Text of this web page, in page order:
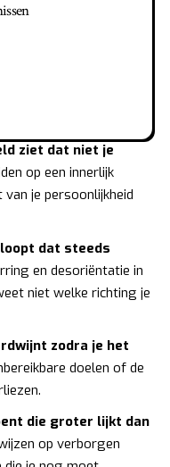
ziet dat niet je
op een innerlijk
je persoonlijkheid
dat steeds
en desoriëntatie in
niet welke richting je
zodra je het
doelen of de
die groter lijkt dan
op verborgen